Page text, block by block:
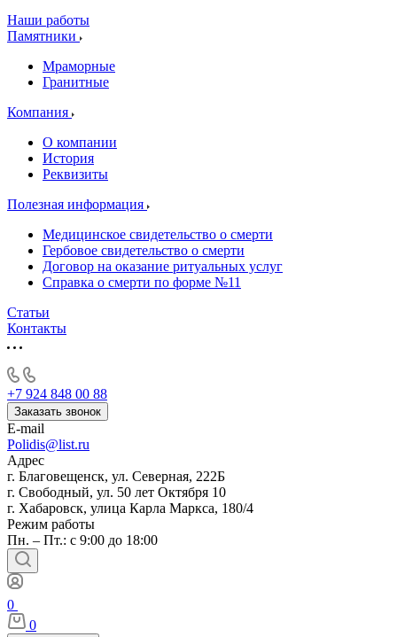
Наши работы
Памятники
Мраморные
Гранитные
Компания
О компании
История
Реквизиты
Полезная информация
Медицинское свидетельство о смерти
Гербовое свидетельство о смерти
Договор на оказание ритуальных услуг
Справка о смерти по форме №11
Статьи
Контакты
+7 924 848 00 88
Заказать звонок
E-mail
Polidis@list.ru
Адрес
г. Благовещенск, ул. Северная, 222Б
г. Свободный, ул. 50 лет Октября 10
г. Хабаровск, улица Карла Маркса, 180/4
Режим работы
Пн. – Пт.: с 9:00 до 18:00
0
0